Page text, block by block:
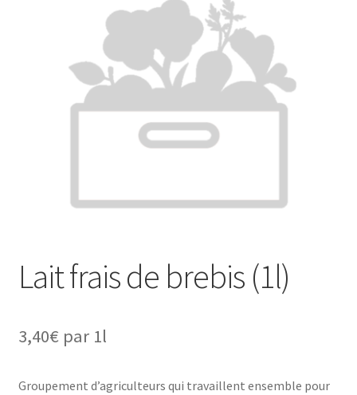
Connexion
Lait frais de brebis (1l)
3,40€ par 1l
Groupement d’agriculteurs qui travaillent ensemble pour